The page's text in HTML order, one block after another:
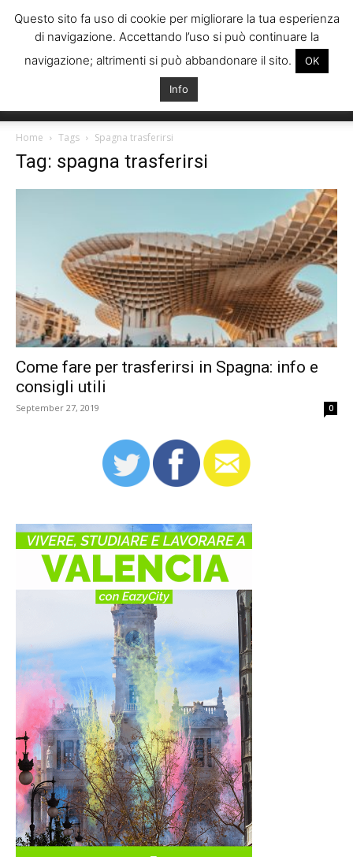
Italiani
Home Tags Spagna trasferirsi
Tag: spagna trasferirsi
Come fare per trasferirsi in Spagna: info e
consigli utili
September 27, 2019 0
Questo sito fa uso di cookie per migliorare la tua esperienza
di navigazione. Accettando l’uso si può continuare la
navigazione; altrimenti si può abbandonare il sito.
OK
Info